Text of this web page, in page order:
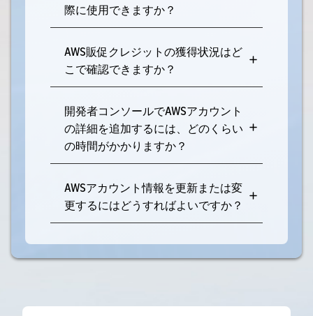
際に使用できますか？
AWS販促クレジットの獲得状況はど
こで確認できますか？
開発者コンソールでAWSアカウント
の詳細を追加するには、どのくらい
の時間がかかりますか？
AWSアカウント情報を更新または変
更するにはどうすればよいですか？